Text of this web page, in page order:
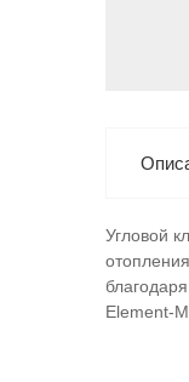
Угловой
Element-